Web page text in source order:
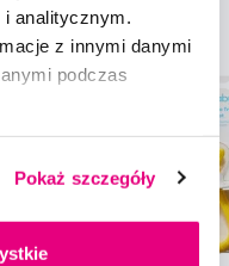
analitycznym.
z innymi danymi
podczas
Pokaż szczegóły